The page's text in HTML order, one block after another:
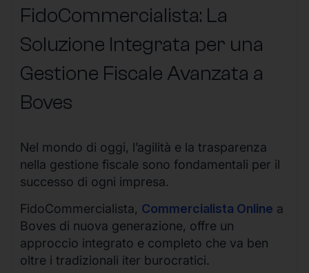
FidoCommercialista: La
Soluzione Integrata per una
Gestione Fiscale Avanzata a
Boves
Nel mondo di oggi, l’agilità e la trasparenza
nella gestione fiscale sono fondamentali per il
successo di ogni impresa.
FidoCommercialista, Commercialista Online a
Boves di nuova generazione, offre un
approccio integrato e completo che va ben
oltre i tradizionali iter burocratici.